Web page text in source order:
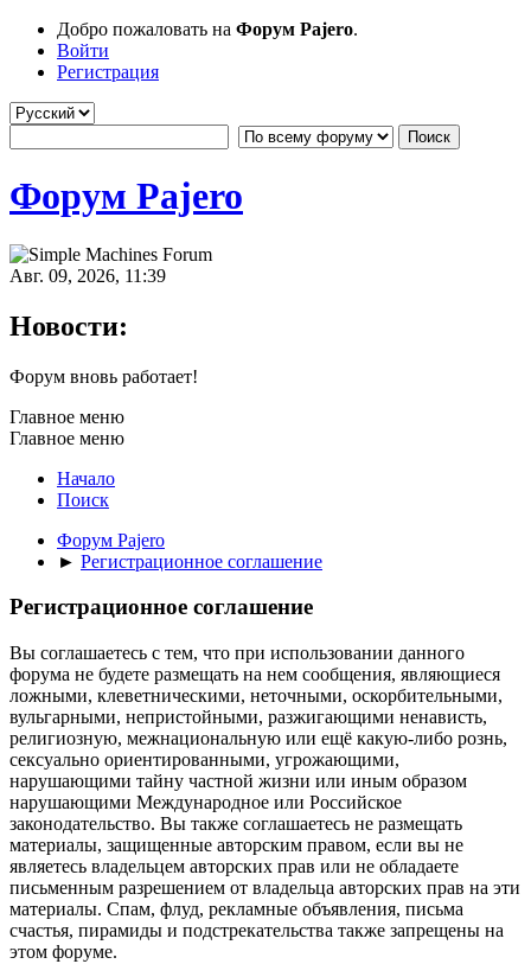
Добро пожаловать на Форум Pajero.
Войти
Регистрация
Форум Pajero
Авг. 09, 2026, 11:39
Новости:
Форум вновь работает!
Главное меню
Главное меню
Начало
Поиск
Форум Pajero
► Регистрационное соглашение
Регистрационное соглашение
Вы соглашаетесь с тем, что при использовании данного
форума не будете размещать на нем сообщения, являющиеся
ложными, клеветническими, неточными, оскорбительными,
вульгарными, непристойными, разжигающими ненависть,
религиозную, межнациональную или ещё какую-либо рознь,
сексуально ориентированными, угрожающими,
нарушающими тайну частной жизни или иным образом
нарушающими Международное или Российское
законодательство. Вы также соглашаетесь не размещать
материалы, защищенные авторским правом, если вы не
являетесь владельцем авторских прав или не обладаете
письменным разрешением от владельца авторских прав на эти
материалы. Спам, флуд, рекламные объявления, письма
счастья, пирамиды и подстрекательства также запрещены на
этом форуме.